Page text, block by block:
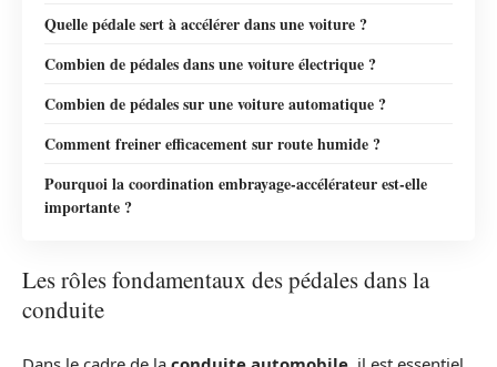
Quelle pédale sert à accélérer dans une voiture ?
Combien de pédales dans une voiture électrique ?
Combien de pédales sur une voiture automatique ?
Comment freiner efficacement sur route humide ?
Pourquoi la coordination embrayage-accélérateur est-elle
importante ?
Les rôles fondamentaux des pédales dans la
conduite